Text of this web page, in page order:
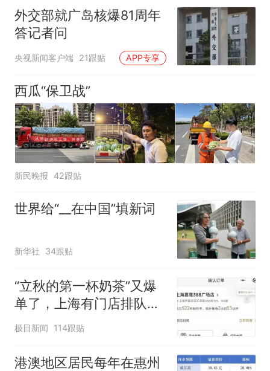
外交部就广岛核爆81周年
答记者问
央视新闻客户端 21跟贴 APP专享
西瓜“保卫战”
新民晚报 42跟贴
世界给“__在中国”填新词
新华社 34跟贴
“立秋的第一杯奶茶”又爆
单了，上海有门店排队超
500杯，店员：今天奶茶
时
极目新闻 114跟贴
港澳地区居民每年在惠州